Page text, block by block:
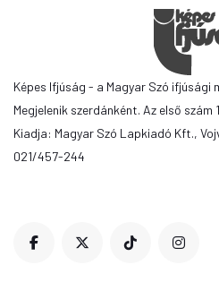
Képes Ifjúság - a Magyar Szó ifjúsági
Megjelenik szerdánként. Az első
Kiadja: Magyar Szó Lapkiadó Kft.,
021/457-244